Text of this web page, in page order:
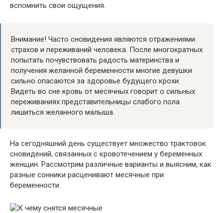
вспомнить свои ощущения.
Внимание! Часто сновидения являются отражениями
страхов и переживаний человека. После многократных
попытать почувствовать радость материнства и
получения желанной беременности многие девушки
сильно опасаются за здоровье будущего крохи.
Видеть во сне кровь от месячных говорит о сильных
переживаниях представительницы слабого пола
лишиться желанного малыша.
На сегодняшний день существует множество трактовок
сновидений, связанных с кровотечением у беременных
женщин. Рассмотрим различные варианты и выясним, как
разные сонники расценивают месячные при
беременности.